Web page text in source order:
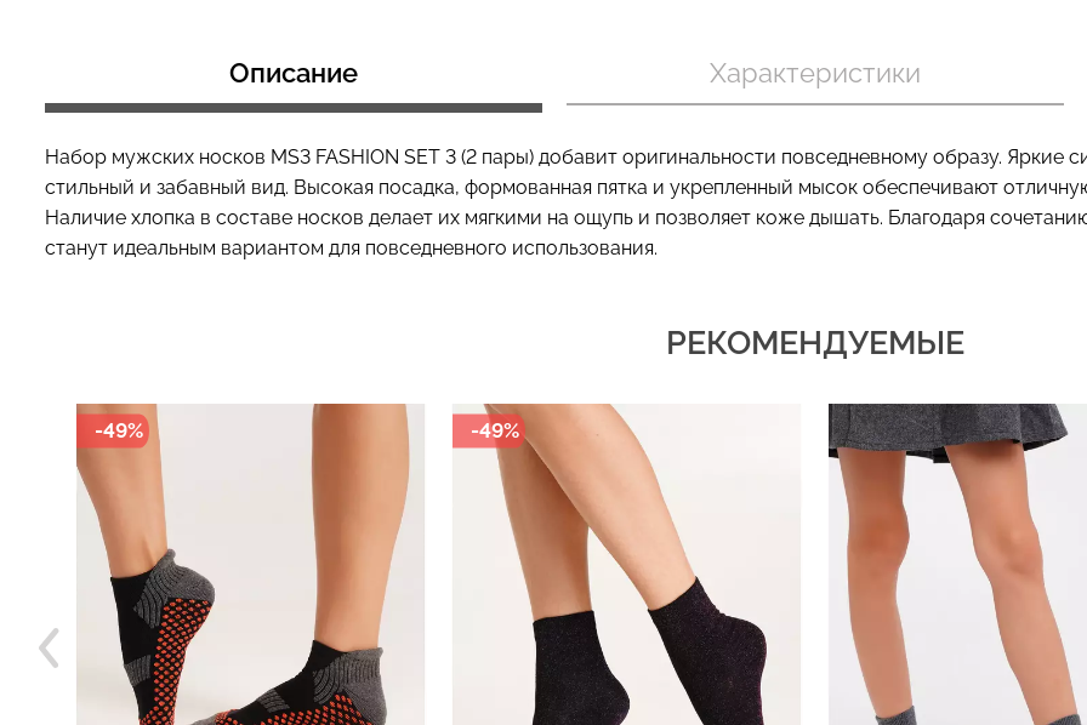
Описание Характеристики
Набор мужских носков MS3 FASHION SET 3 (2 пары) добавит оригинальности повседневному образу. Яркие
стильный и забавный вид. Высокая посадка, формованная пятка и укрепленный мысок обеспечивают
Наличие хлопка в составе носков делает их мягкими на ощупь и позволяет коже дышать. Благодаря
станут идеальным вариантом для повседневного использования.
РЕКОМЕНДУЕМЫЕ
-49% -30%
CAMI TOP RIB black (черный)
бретелях CAMI TOP (белый)
Giulia